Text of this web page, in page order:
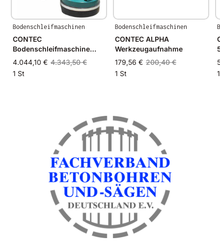
Bodenschleifmaschinen
CONTEC
Bodenschleifmaschine
OMEGA 230 V
4.044,10 € 4.343,50 €
1 St
Bodenschleifmaschinen
CONTEC ALPHA
Werkzeugaufnahme
179,56 € 200,40 €
1 St